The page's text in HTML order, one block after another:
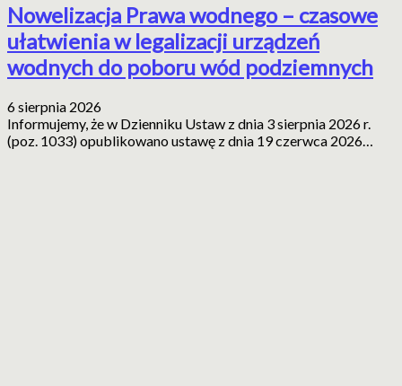
Nowelizacja Prawa wodnego – czasowe
ułatwienia w legalizacji urządzeń
wodnych do poboru wód podziemnych
6 sierpnia 2026
Informujemy, że w Dzienniku Ustaw z dnia 3 sierpnia 2026 r.
(poz. 1033) opublikowano ustawę z dnia 19 czerwca 2026…